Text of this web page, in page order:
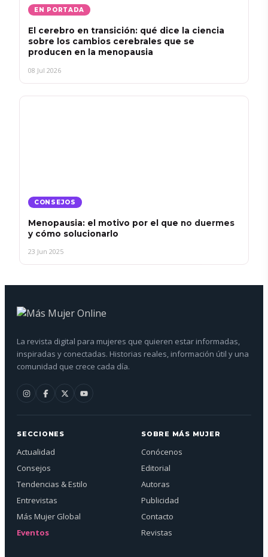
EN PORTADA
El cerebro en transición: qué dice la ciencia
sobre los cambios cerebrales que se
producen en la menopausia
08 Jul 2026
CONSEJOS
Menopausia: el motivo por el que no duermes
y cómo solucionarlo
23 Jun 2025
La revista digital para mujeres que quieren estar informadas,
inspiradas y conectadas. Historias reales, información útil y una
comunidad que crece cada día.
SECCIONES
Actualidad
Consejos
Tendencias & Estilo
Entrevistas
Más Mujer Global
Eventos
SOBRE MÁS MUJER
Conócenos
Editorial
Autoras
Publicidad
Contacto
Revistas